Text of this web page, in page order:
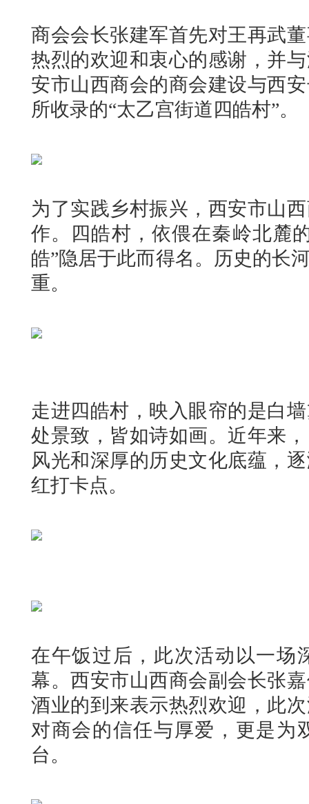
商会会长张建军首先对王再武
热烈的欢迎和衷心的感谢，并
安市山西商会的商会建设与西
所收录的“太乙宫街道四皓村”。
为了实践乡村振兴，西安市山
作。四皓村，依偎在秦岭北麓
皓”隐居于此而得名。历史的长
重。
走进四皓村，映入眼帘的是白
处景致，皆如诗如画。近年来
风光和深厚的历史文化底蕴，
红打卡点。
在午饭过后，此次活动以一场
幕。西安市山西商会副会长张
酒业的到来表示热烈欢迎，此
对商会的信任与厚爱，更是为
台。